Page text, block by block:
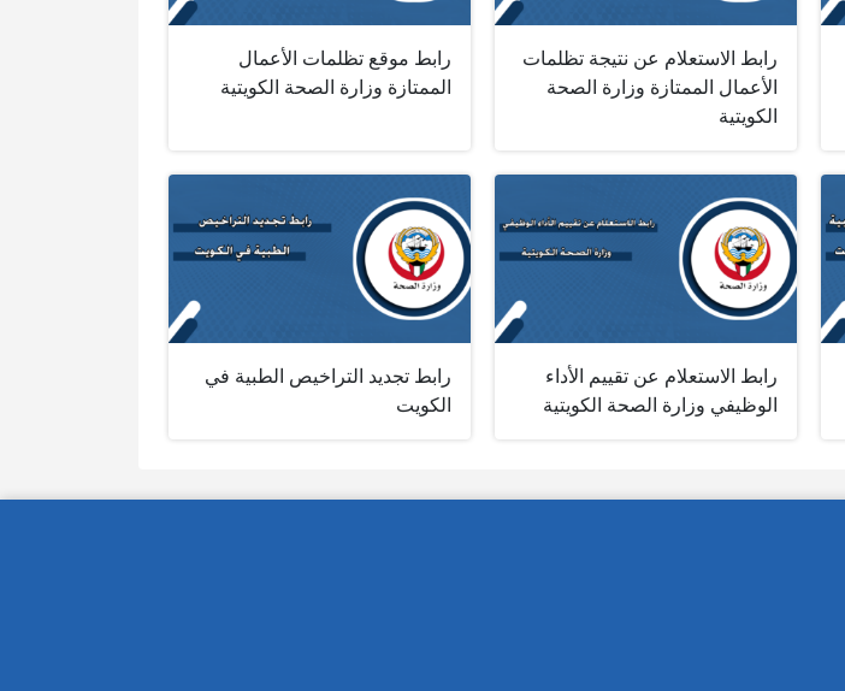
رابط الاستعلام عن نتيجة تظلمات
الأعمال الممتازة وزارة الصحة
الكويتية
رابط موقع تظلمات الأعمال
الممتازة وزارة الصحة الكويتية
رابط الاستعلام عن تقييم الأداء
الوظيفي وزارة الصحة الكويتية
رابط تجديد التراخيص الطبية في
الكويت